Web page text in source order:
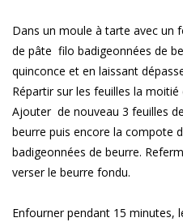
Dans un moule à tarte avec un
de pâte filo badigeonnées de
quinconce et en laissant
Répartir sur les feuilles la
Ajouter de nouveau 3 feuilles
beurre puis encore la compote
badigeonnées de beurre.
verser le beurre fondu.
Enfourner pendant 15 minutes,